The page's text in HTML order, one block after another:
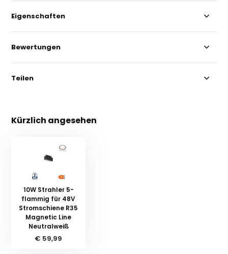
Eigenschaften
Bewertungen
Teilen
Kürzlich angesehen
10W Strahler 5-
flammig für 48V
Stromschiene R35
Magnetic Line
Neutralweiß
€ 59,99